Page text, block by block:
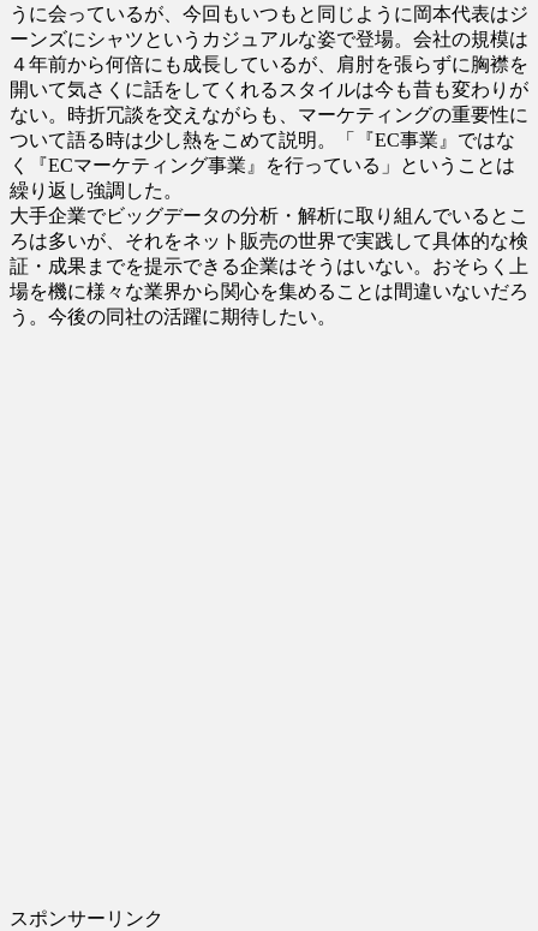
うに会っているが、今回もいつもと同じように岡本代表はジ
ーンズにシャツというカジュアルな姿で登場。会社の規模は
４年前から何倍にも成長しているが、肩肘を張らずに胸襟を
開いて気さくに話をしてくれるスタイルは今も昔も変わりが
ない。時折冗談を交えながらも、マーケティングの重要性に
ついて語る時は少し熱をこめて説明。「『EC事業』ではな
く『ECマーケティング事業』を行っている」ということは
繰り返し強調した。
大手企業でビッグデータの分析・解析に取り組んでいるとこ
ろは多いが、それをネット販売の世界で実践して具体的な検
証・成果までを提示できる企業はそうはいない。おそらく上
場を機に様々な業界から関心を集めることは間違いないだろ
う。今後の同社の活躍に期待したい。
スポンサーリンク